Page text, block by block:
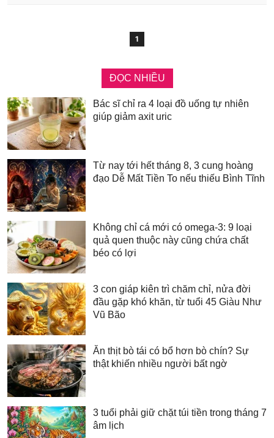
1
ĐỌC NHIỀU
Bác sĩ chỉ ra 4 loại đồ uống tự nhiên
giúp giảm axit uric
Từ nay tới hết tháng 8, 3 cung hoàng
đạo Dễ Mất Tiền To nếu thiếu Bình Tĩnh
Không chỉ cá mới có omega-3: 9 loại
quả quen thuộc này cũng chứa chất
béo có lợi
3 con giáp kiên trì chăm chỉ, nửa đời
đầu gặp khó khăn, từ tuổi 45 Giàu Như
Vũ Bão
Ăn thịt bò tái có bổ hơn bò chín? Sự
thật khiến nhiều người bất ngờ
3 tuổi phải giữ chặt túi tiền trong tháng 7
âm lịch